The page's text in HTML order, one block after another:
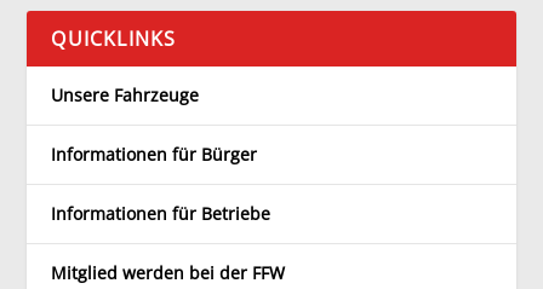
QUICKLINKS
Unsere Fahrzeuge
Informationen für Bürger
Informationen für Betriebe
Mitglied werden bei der FFW